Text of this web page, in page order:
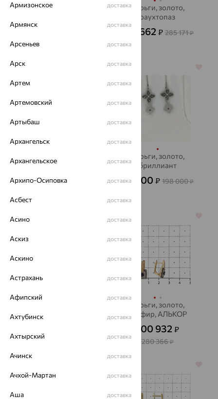
Серьги, золото, микс
камней, SOKOLOV
Серьги, золото,
раухтопаз
102 662₽ 285 171₽
70%
жемчуг
2 296₽ 7 652
70%
Серьги, золото,
бриллиант
59 400₽ 198 000₽
бриллиант
Серьги, золото,
сапфир, АЛЬКОР
100 932 ₽
280 366₽
Армизонское доставка
Армянск доставка
Арсеньев доставка
Арск доставка
Артем доставка
Артемовский доставка
Артыбаш доставка
Архангельск доставка
Архангельское доставка
Архипо-Осиповка доставка
Асбест доставка
Асино доставка
Аскиз доставка
Аскино доставка
Астрахань доставка
Афипский доставка
Ахтубинск доставка
Ахтырский доставка
Ачинск доставка
Ачхой-Мартан доставка
Аша доставка